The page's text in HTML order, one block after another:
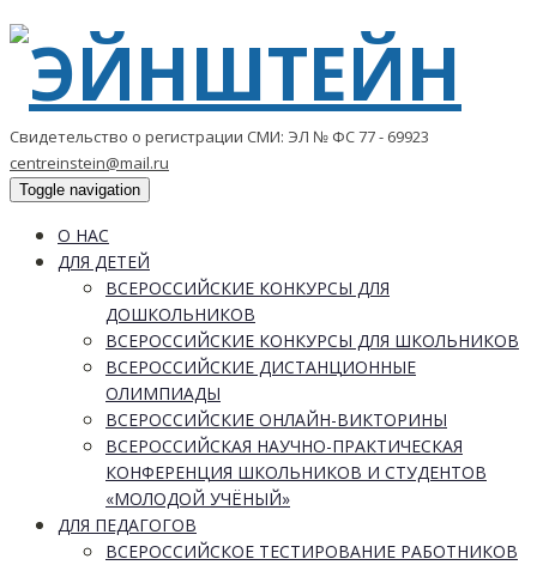
Свидетельство о регистрации СМИ: ЭЛ № ФС 77 - 69923
centreinstein@mail.ru
Toggle navigation
О НАС
ДЛЯ ДЕТЕЙ
ВСЕРОССИЙСКИЕ КОНКУРСЫ ДЛЯ
ДОШКОЛЬНИКОВ
ВСЕРОССИЙСКИЕ КОНКУРСЫ ДЛЯ ШКОЛЬНИКОВ
ВСЕРОССИЙСКИЕ ДИСТАНЦИОННЫЕ
ОЛИМПИАДЫ
ВСЕРОССИЙСКИЕ ОНЛАЙН-ВИКТОРИНЫ
ВСЕРОССИЙСКАЯ НАУЧНО-ПРАКТИЧЕСКАЯ
КОНФЕРЕНЦИЯ ШКОЛЬНИКОВ И СТУДЕНТОВ
«МОЛОДОЙ УЧЁНЫЙ»
ДЛЯ ПЕДАГОГОВ
ВСЕРОССИЙСКОЕ ТЕСТИРОВАНИЕ РАБОТНИКОВ